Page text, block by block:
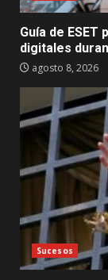
Guía de
digitales
agosto 8, 2026
Sucesos